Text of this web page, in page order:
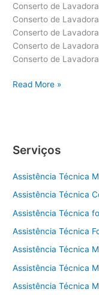
Conserto de
Conserto de
Conserto de
Conserto de
Conserto de
Conserto
Read More »
Serviços
Assistência Técnica
Assistência Técnica
Assistência Técnica
Assistência Técnica
Assistência Técnica
Assistência Técnica
Assistência Técnica